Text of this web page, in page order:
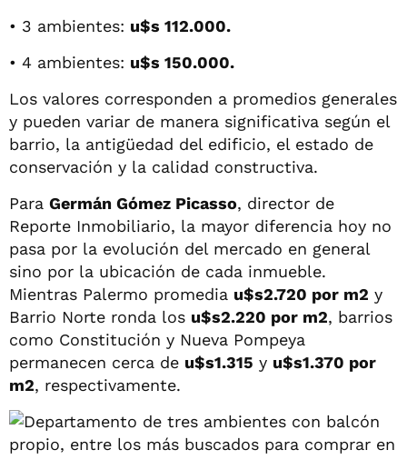
• 3 ambientes: u$s 112.000.
• 4 ambientes: u$s 150.000.
Los valores corresponden a promedios generales
y pueden variar de manera significativa según el
barrio, la antigüedad del edificio, el estado de
conservación y la calidad constructiva.
Para Germán Gómez Picasso, director de
Reporte Inmobiliario, la mayor diferencia hoy no
pasa por la evolución del mercado en general
sino por la ubicación de cada inmueble.
Mientras Palermo promedia u$s2.720 por m2 y
Barrio Norte ronda los u$s2.220 por m2, barrios
como Constitución y Nueva Pompeya
permanecen cerca de u$s1.315 y u$s1.370 por
m2, respectivamente.